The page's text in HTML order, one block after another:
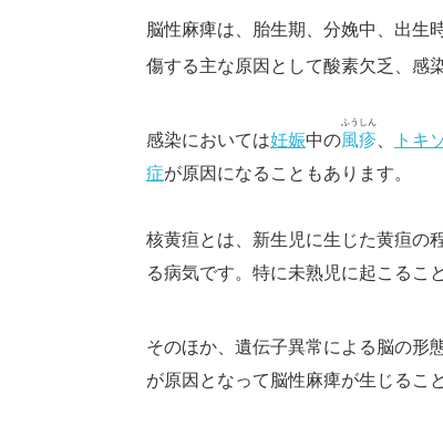
脳性麻痺は、胎生期、分娩中、出生
傷する主な原因として酸素欠乏、感染
感染においては妊娠中の風疹
ふうしん
、 トキ
症が原因になることもあります。
核黄疸とは、新生児に生じた黄疸の
る病気です。特に未熟児に起こるこ
そのほか、遺伝子異常による脳の形
が原因となって脳性麻痺が生じるこ